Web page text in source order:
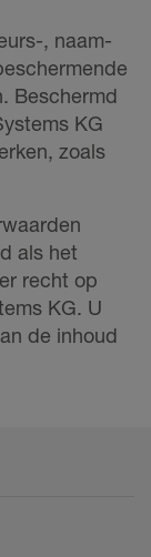
, naam-
Beschermd
KG
zoals
als het
recht op
KG. U
de inhoud